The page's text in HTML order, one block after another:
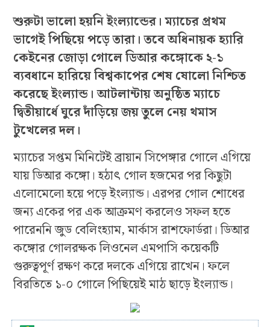
শুরুটা ভালো হয়নি ইংল্যান্ডের। ম্যাচের প্রথম
ভাগেই পিছিয়ে পড়ে তারা। তবে অধিনায়ক হ্যারি
কেইনের জোড়া গোলে ডিআর কঙ্গোকে ২-১
ব্যবধানে হারিয়ে বিশ্বকাপের শেষ ষোলো নিশ্চিত
করেছে ইংল্যান্ড। আটলান্টায় অনুষ্ঠিত ম্যাচে
দ্বিতীয়ার্ধে ঘুরে দাঁড়িয়ে জয় তুলে নেয় থমাস
টুখেলের দল।
ম্যাচের সপ্তম মিনিটেই ব্রায়ান সিপেঙ্গার গোলে এগিয়ে
যায় ডিআর কঙ্গো। হঠাৎ গোল হজমের পর কিছুটা
এলোমেলো হয়ে পড়ে ইংল্যান্ড। এরপর গোল শোধের
জন্য একের পর এক আক্রমণ করলেও সফল হতে
পারেননি জুড বেলিংহ্যাম, মার্কাস রাশফোর্ডরা। ডিআর
কঙ্গোর গোলরক্ষক লিওনেল এমপাসি কয়েকটি
গুরুত্বপূর্ণ রক্ষণ করে দলকে এগিয়ে রাখেন। ফলে
বিরতিতে ১-০ গোলে পিছিয়েই মাঠ ছাড়ে ইংল্যান্ড।